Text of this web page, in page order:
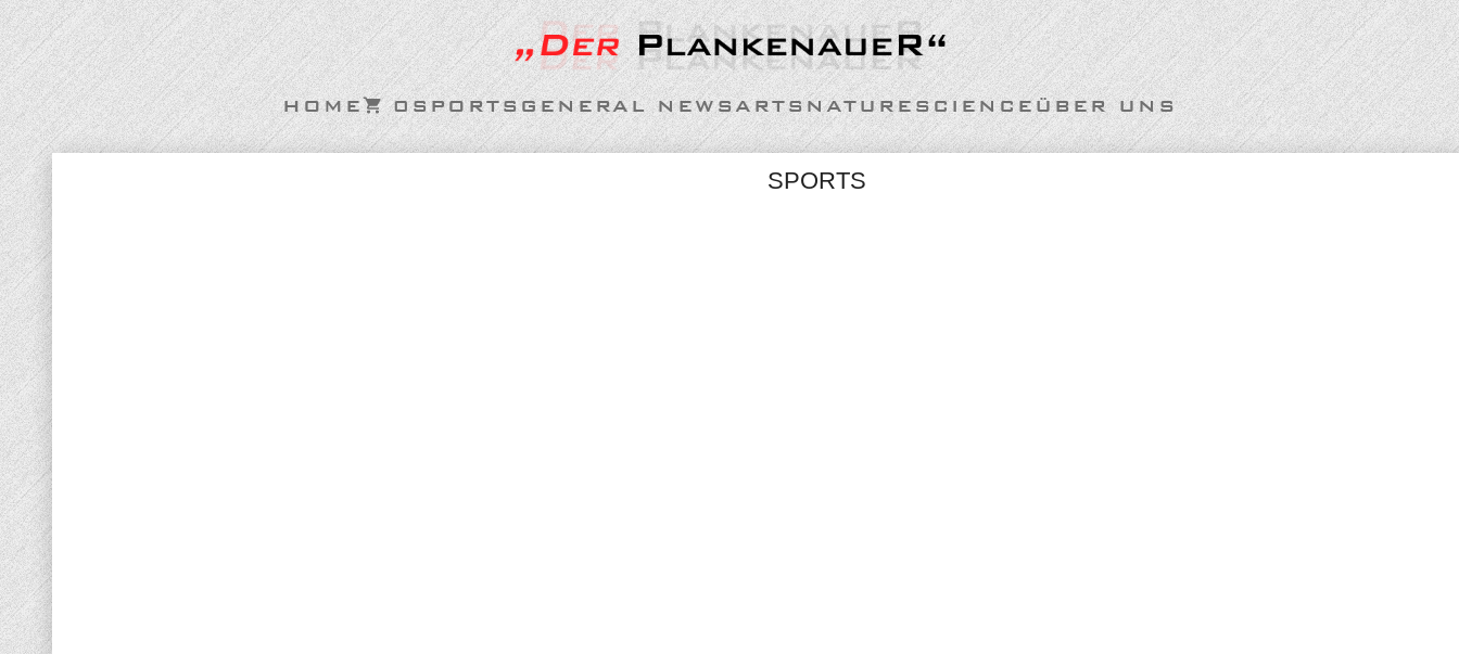
HOME 0SPORTSGENERAL NEWSARTSNATURESCIENCEÜBER UNS
SPORTS